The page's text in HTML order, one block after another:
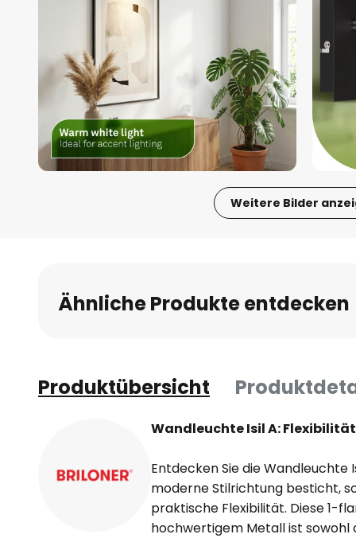
Weitere Bilder
Bildgalerie
springen
Ähnliche Produkte entdecken
Produktübersicht
Wandleuchte Isil A:
Entdecken Sie die Wandleuchte
moderne Stilrichtung besticht,
praktische Flexibilität. Diese 1-
hochwertigem Metall ist